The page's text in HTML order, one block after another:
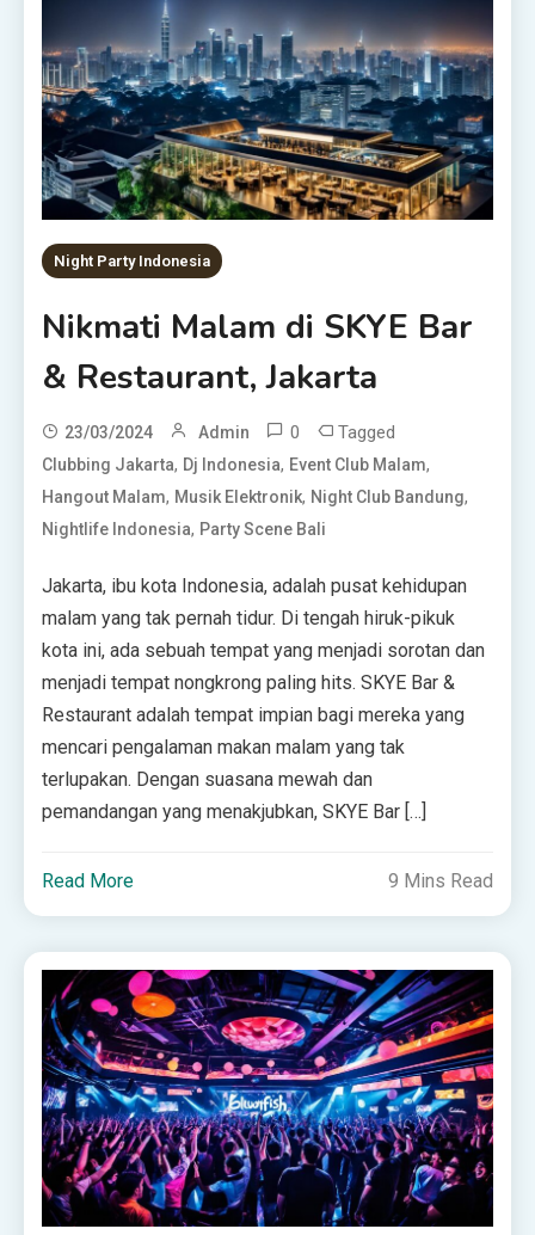
Night Party Indonesia
Nikmati Malam di SKYE Bar
& Restaurant, Jakarta
23/03/2024 Admin 0 Tagged
Clubbing Jakarta, Dj Indonesia, Event Club Malam,
Hangout Malam, Musik Elektronik, Night Club Bandung,
Nightlife Indonesia, Party Scene Bali
Jakarta, ibu kota Indonesia, adalah pusat kehidupan
malam yang tak pernah tidur. Di tengah hiruk-pikuk
kota ini, ada sebuah tempat yang menjadi sorotan dan
menjadi tempat nongkrong paling hits. SKYE Bar &
Restaurant adalah tempat impian bagi mereka yang
mencari pengalaman makan malam yang tak
terlupakan. Dengan suasana mewah dan
pemandangan yang menakjubkan, SKYE Bar […]
Read More 9 Mins Read